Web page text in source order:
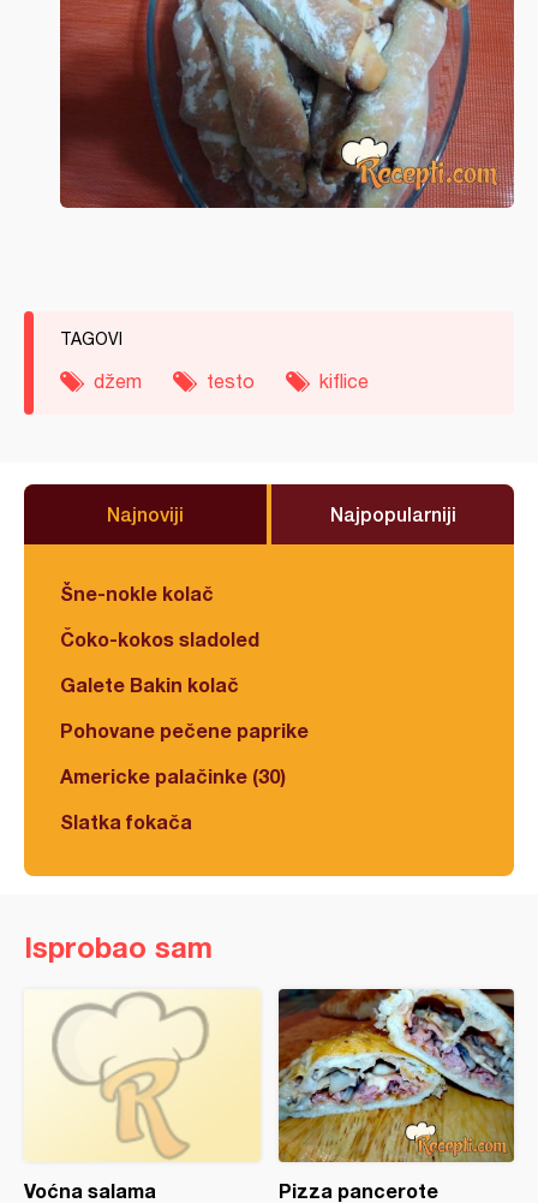
TAGOVI
džem testo kiflice
Najnoviji Najpopularniji
Šne-nokle kolač
Čoko-kokos sladoled
Galete Bakin kolač
Pohovane pečene paprike
Americke palačinke (30)
Slatka fokača
Isprobao sam
Voćna salama Pizza pancerote